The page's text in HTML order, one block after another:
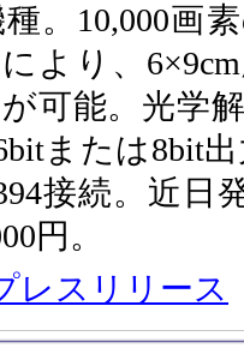
。10,000画
より、
可能。光学
または8bit
接続。近日
円。
レスリリース